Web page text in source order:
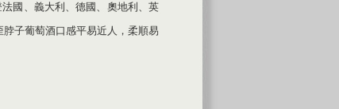
國、義大利、德國、奧地利、英
子葡萄酒口感平易近人，柔順易